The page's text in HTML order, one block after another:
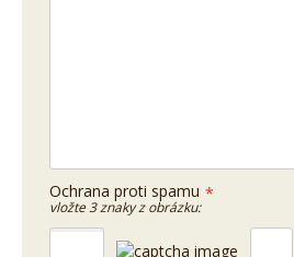
Ochrana proti spamu *
vložte 3 znaky z obrázku: